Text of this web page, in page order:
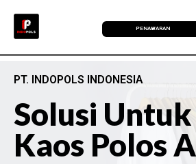
PENAWARAN
PT. INDOPOLS INDONESIA
Solusi
Kaos Polos